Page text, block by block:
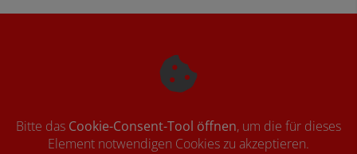
Bitte das Cookie-Consent-Tool öffnen, um die für dieses
Element notwendigen Cookies zu akzeptieren.